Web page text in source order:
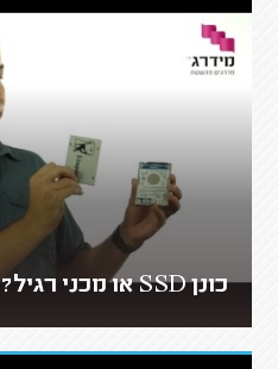
כונן SSD או מכני רגיל? - יתרונות וחסרונות